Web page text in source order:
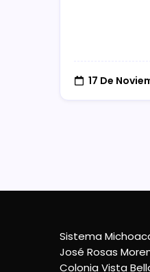
17 De
Sistema
José Rosas
Colonia Vista